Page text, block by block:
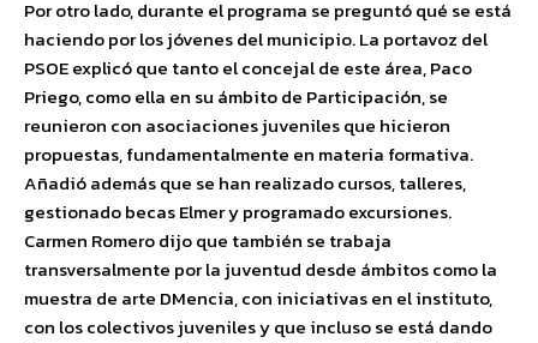
Por otro lado, durante el programa se preguntó qué se está
haciendo por los jóvenes del municipio. La portavoz del
PSOE explicó que tanto el concejal de este área, Paco
Priego, como ella en su ámbito de Participación, se
reunieron con asociaciones juveniles que hicieron
propuestas, fundamentalmente en materia formativa.
Añadió además que se han realizado cursos, talleres,
gestionado becas Elmer y programado excursiones.
Carmen Romero dijo que también se trabaja
transversalmente por la juventud desde ámbitos como la
muestra de arte DMencia, con iniciativas en el instituto,
con los colectivos juveniles y que incluso se está dando